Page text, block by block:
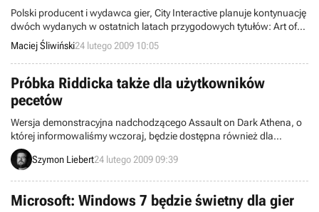
Polski producent i wydawca gier, City Interactive planuje kontynuację
dwóch wydanych w ostatnich latach przygodowych tytułów: Art of
Murder: Klątwa Lalkarza oraz Chronicles of Mystery: Rytuał
Skorpiona . Taką informację ujawnia prezes firmy, Marek Tymiński,
w wywiadzie dla naszego serwisu.
Maciej Śliwiński24 lutego 2009 10:05
Próbka Riddicka także dla użytkowników
pecetów
Wersja demonstracyjna nadchodzącego Assault on Dark Athena, o
której informowaliśmy wczoraj, będzie dostępna również dla
użytkowników pecetów. Takie potwierdzenie pozyskał jeden z
zagranicznych serwisów. Z wcześniejszej zapowiedzi wiedzieliśmy o
miesiąca.
Szymon Liebert24 lutego 2009 09:39
Microsoft: Windows 7 będzie świetny dla gier